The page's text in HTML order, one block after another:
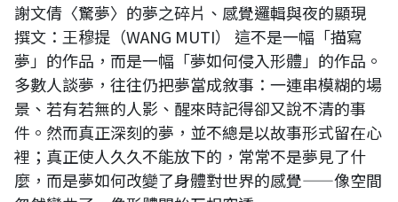
謝文倩〈驚夢〉的夢之碎片、感覺邏輯與夜的顯現
撰文：王穆提（WANG MUTI） 這不是一幅「描寫
夢」的作品，而是一幅「夢如何侵入形體」的作品。
多數人談夢，往往仍把夢當成敘事：一連串模糊的場
景、若有若無的人影、醒來時記得卻又說不清的事
件。然而真正深刻的夢，並不總是以故事形式留在心
裡；真正使人久久不能放下的，常常不是夢見了什
麼，而是夢如何改變了身體對世界的感覺——像空間